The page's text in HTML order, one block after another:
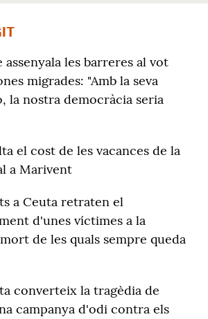
assenyala les barreres al vot
migrades: "Amb la seva
la nostra democràcia seria
el cost de les vacances de la
a Marivent
a Ceuta retraten el
d'unes víctimes a la
de les quals sempre queda
converteix la tragèdia de
campanya d'odi contra els